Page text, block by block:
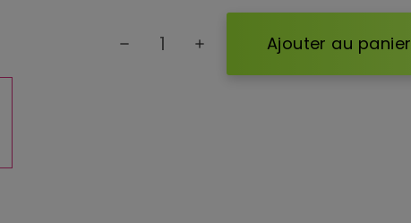
remove add Ajouter au panier